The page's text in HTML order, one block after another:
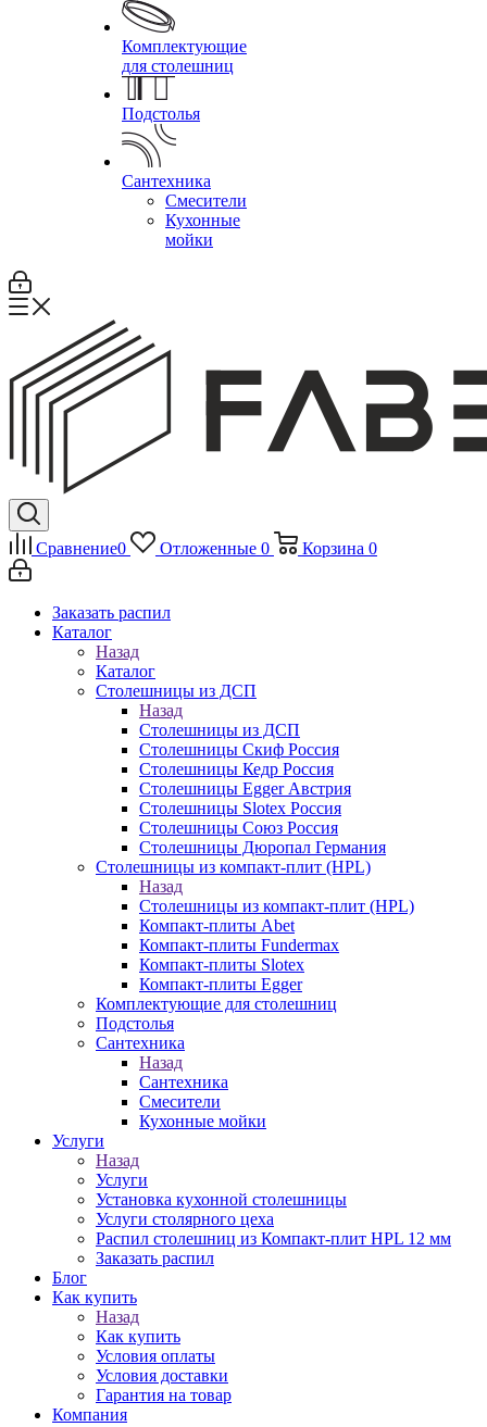
Комплектующие
для столешниц
Подстолья
Сантехника
Смесители
Кухонные
мойки
Сравнение0 Отложенные 0 Корзина 0
Заказать распил
Каталог
Назад
Каталог
Столешницы из ДСП
Назад
Столешницы из ДСП
Столешницы Скиф Россия
Столешницы Кедр Россия
Столешницы Egger Австрия
Столешницы Slotex Россия
Столешницы Союз Россия
Столешницы Дюропал Германия
Столешницы из компакт-плит (HPL)
Назад
Столешницы из компакт-плит (HPL)
Компакт-плиты Abet
Компакт-плиты Fundermax
Компакт-плиты Slotex
Компакт-плиты Egger
Комплектующие для столешниц
Подстолья
Сантехника
Назад
Сантехника
Смесители
Кухонные мойки
Услуги
Назад
Услуги
Установка кухонной столешницы
Услуги столярного цеха
Распил столешниц из Компакт-плит HPL 12 мм
Заказать распил
Блог
Как купить
Назад
Как купить
Условия оплаты
Условия доставки
Гарантия на товар
Компания